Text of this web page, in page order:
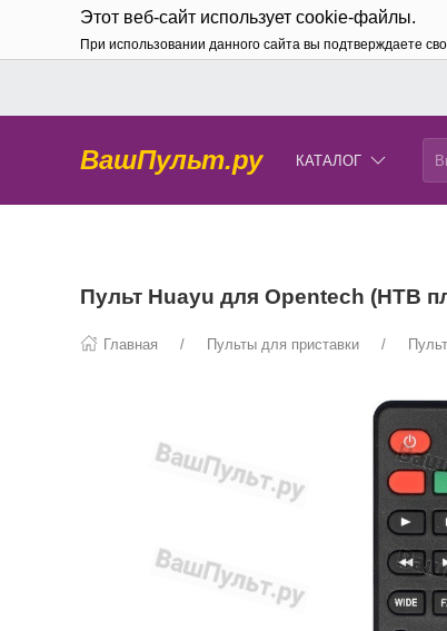
Этот веб-сайт использует cookie-файлы.
При использовании данного сайта вы подтверждаете
ВашПульт.ру КАТАЛОГ
Пульт Huayu для Opentech (НТВ
Главная Пульты для приставки